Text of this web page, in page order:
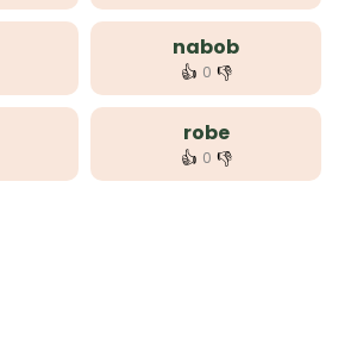
nabob
👍 0 👎
robe
👍 0 👎